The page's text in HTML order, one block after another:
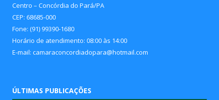
Centro – Concórdia do Pará/PA
CEP: 68685-000
Fone: (91) 99390-1680
Horário de atendimento: 08:00 às 14:00
E-mail: camaraconcordiadopara@hotmail.com
ÚLTIMAS PUBLICAÇÕES